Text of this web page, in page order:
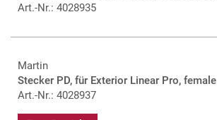
Art.-Nr.: 4028935
Martin
Stecker PD, für Exterior Linear Pro, female
Art.-Nr.: 4028937